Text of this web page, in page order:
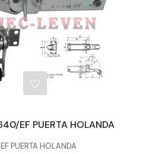
EF PUERTA HOLANDA
PUERTA HOLANDA